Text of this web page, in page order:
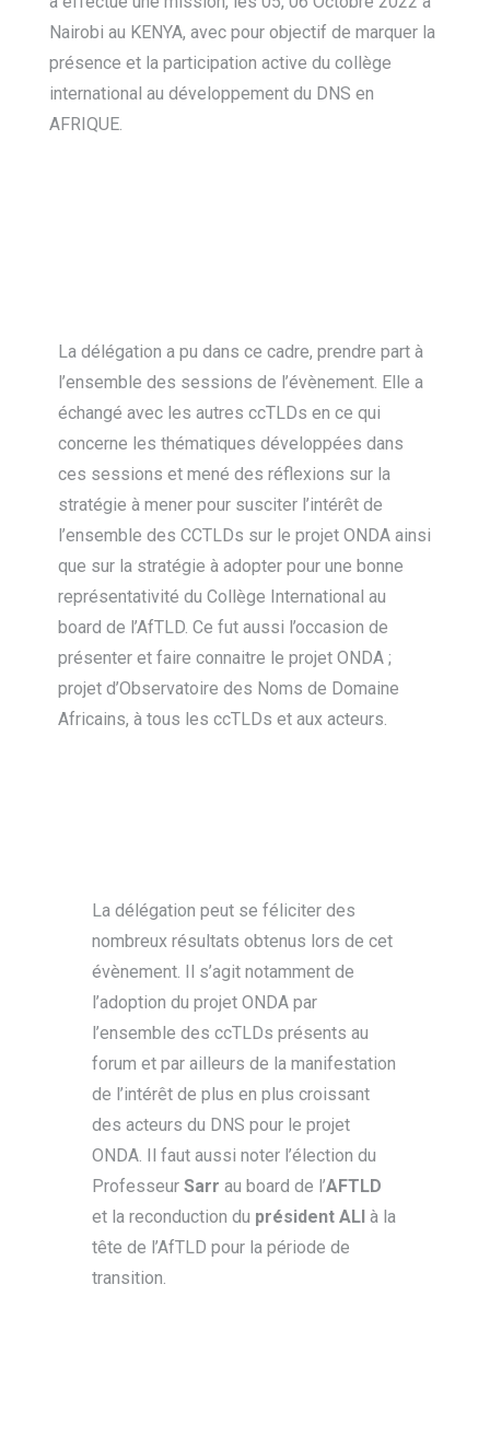
Nairobi au KENYA, avec pour objectif de marquer la
présence et la participation active du collège
international au développement du DNS en
AFRIQUE.
La délégation a pu dans ce cadre, prendre part à
l’ensemble des sessions de l’évènement. Elle a
échangé avec les autres ccTLDs en ce qui
concerne les thématiques développées dans
ces sessions et mené des réflexions sur la
stratégie à mener pour susciter l’intérêt de
l’ensemble des CCTLDs sur le projet ONDA ainsi
que sur la stratégie à adopter pour une bonne
représentativité du Collège International au
board de l’AfTLD. Ce fut aussi l’occasion de
présenter et faire connaitre le projet ONDA ;
projet d’Observatoire des Noms de Domaine
Africains, à tous les ccTLDs et aux acteurs.
La délégation peut se féliciter des
nombreux résultats obtenus lors de cet
évènement. Il s’agit notamment de
l’adoption du projet ONDA par
l’ensemble des ccTLDs présents au
forum et par ailleurs de la manifestation
de l’intérêt de plus en plus croissant
des acteurs du DNS pour le projet
ONDA. Il faut aussi noter l’élection du
Professeur Sarr au board de l’AFTLD
et la reconduction du président ALI à la
tête de l’AfTLD pour la période de
transition.